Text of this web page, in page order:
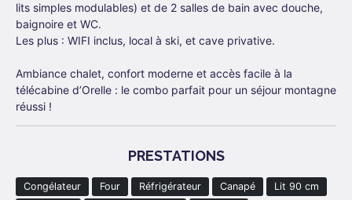
lits simples modulables) et de 2 salles de bain avec douche,
baignoire et WC.
Les plus : WIFI inclus, local à ski, et cave privative.
Ambiance chalet, confort moderne et accès facile à la
télécabine d’Orelle : le combo parfait pour un séjour montagne
réussi !
PRESTATIONS
Congélateur Four Réfrigérateur Canapé
Lit 90 cm